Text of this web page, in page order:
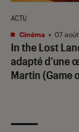
In the Lost
adapté d’une
Martin (Game
ACTU
Cinéma • 07